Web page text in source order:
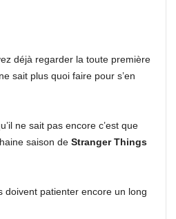
déjà regarder la toute première
sait plus quoi faire pour s’en
ne sait pas encore c’est que
saison deStranger Things
doivent patienter encore un long